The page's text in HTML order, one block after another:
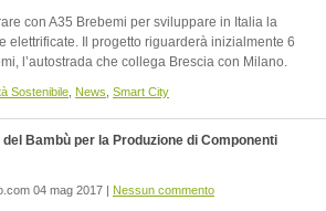
con A35 Brebemi per sviluppare in Italia la
elettrificate. Il progetto riguarderà inizialmente 6
l’autostrada che collega Brescia con Milano.
Sostenibile News Smart City
del Bambù per la Produzione di Componenti
04 mag 2017 | Nessun commento